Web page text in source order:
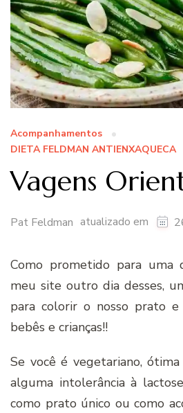
Acompanhamentos
DIETA FELDMAN ANTIENXAQUECA
Vagens
Pat Feldman atualizado em
Como prometido para uma
meu site outro dia desses,
para colorir o nosso prato
bebês e crianças!!
Se você é vegetariano,
alguma intolerância à
como prato único ou como